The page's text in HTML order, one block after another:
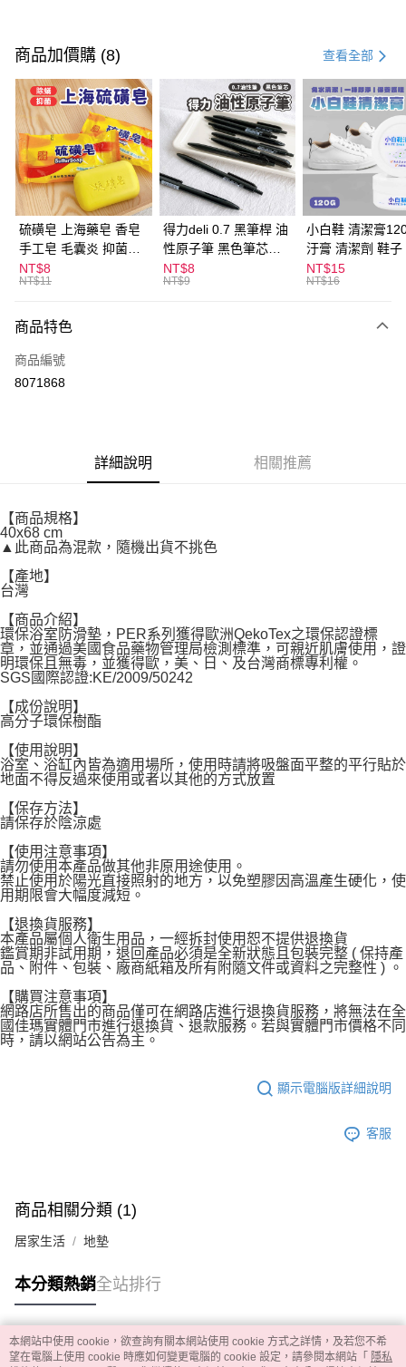
信用卡一次付款
超商取貨付款
LINE Pay
Apple Pay
街口支付
悠遊付
ATM付款
全家取貨付款
每筆NT$60，滿NT$599(含以上)免運費
付款後全家取貨
每筆NT$60，滿NT$599(含以上)免運費
每筆NT$60，滿NT$599(含以上)免運費
每筆NT$120，滿NT$1,999(含以上)免運費
商品加價購 (8) 查看全部
硫磺皂 上海藥皂 香皂
手工皂 毛囊炎 抑菌除
蟎 清潔護膚 去油去痘
寵物皮膚病 狗狗貓咪
NT$8
NT$11
得力deli 0.7 黑筆桿 油
性原子筆 黑色筆芯
S304
NT$8
NT$9
小白鞋 清潔膏
汙膏 清潔劑 鞋子
漬 白皮鞋 鞋油
NT$15
NT$16
商品特色
商品編號
8071868
詳細說明 相關推薦
【商品規格】
40x68 cm
▲此商品為混款，隨機出貨不挑色
【產地】
台灣
【商品介紹】
環保浴室防滑墊，PER系列獲得歐洲QekoTex之環保認證標
章，並通過美國食品藥物管理局檢測標準，可親近肌膚使用，證
明環保且無毒，並獲得歐，美、日、及台灣商標專利權。
SGS國際認證:KE/2009/50242
【成份說明】
高分子環保樹酯
【使用說明】
浴室、浴缸內皆為適用場所，使用時請將吸盤面平整的平行貼於
地面不得反過來使用或者以其他的方式放置
【保存方法】
請保存於陰涼處
【使用注意事項】
請勿使用本產品做其他非原用途使用。
禁止使用於陽光直接照射的地方，以免塑膠因高溫產生硬化，使
用期限會大幅度減短。
【退換貨服務】
本產品屬個人衛生用品，一經拆封使用恕不提供退換貨
鑑賞期非試用期，退回產品必須是全新狀態且包裝完整 ( 保持產
品、附件、包裝、廠商紙箱及所有附隨文件或資料之完整性 ) 。
【購買注意事項】
網路店所售出的商品僅可在網路店進行退換貨服務，將無法在全
國佳瑪實體門市進行退換貨、退款服務。若與實體門市價格不同
時，請以網站公告為主。
顯示電腦版詳細說明
客服
商品相關分類 (1)
居家生活 地墊
本分類熱銷全站排行
熱門標籤
本網站中使用 cookie，欲查詢有關本網站使用 cookie 方式之詳情，及若您不希
望在電腦上使用 cookie 時應如何變更電腦的 cookie 設定，請參閱本網站「 隱私